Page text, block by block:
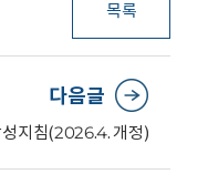
목록
다음글
지침(2026.4. 개정)